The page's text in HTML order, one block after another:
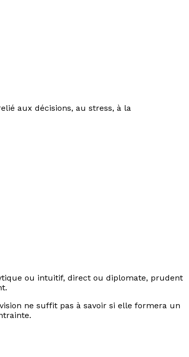
aux décisions, au stress, à la
ou intuitif, direct ou diplomate, prudent
ne suffit pas à savoir si elle formera un